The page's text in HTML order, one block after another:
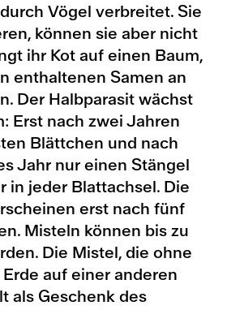
Vögel verbreitet. Sie
können sie aber nicht
ihr Kot auf einen Baum,
enthaltenen Samen an
Der Halbparasit wächst
Erst nach zwei Jahren
Blättchen und nach
Jahr nur einen Stängel
in jeder Blattachsel. Die
erst nach fünf
Misteln können bis zu
Die Mistel, die ohne
auf einer anderen
als Geschenk des